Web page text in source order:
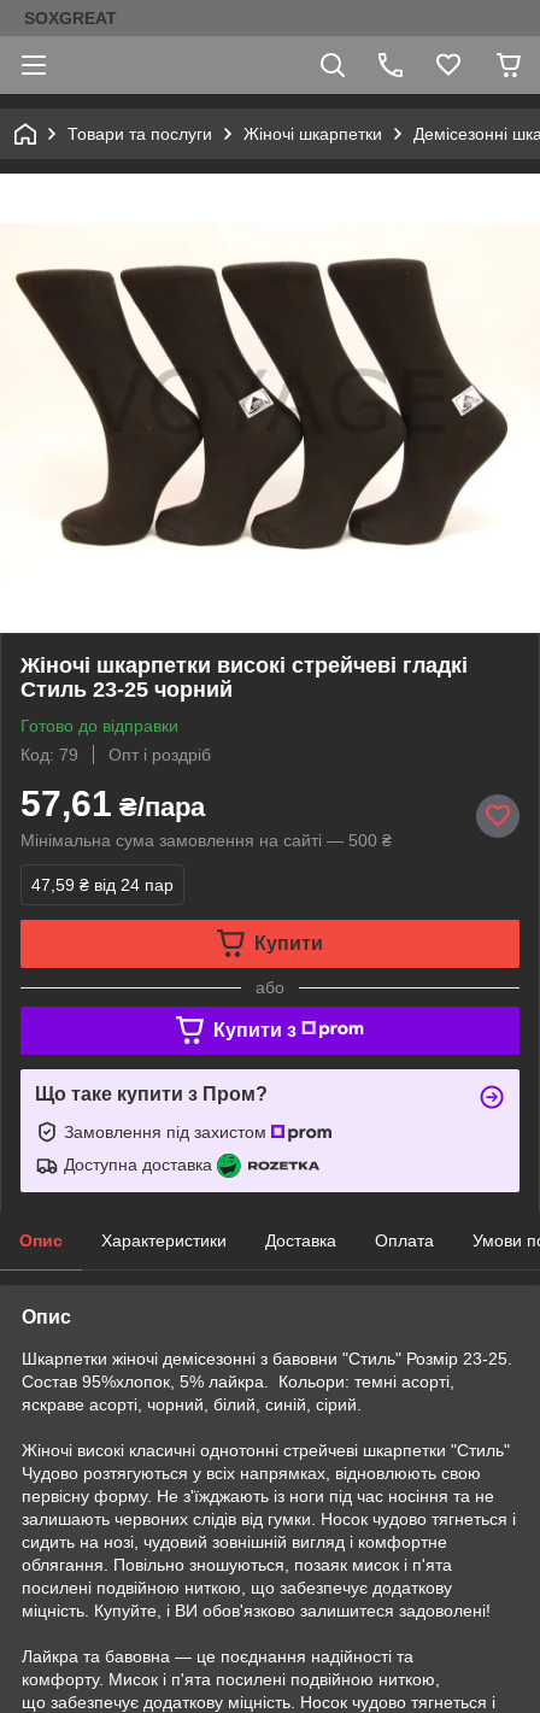
SOXGREAT
Товари та послуги Жіночі шкарпетки Демісезонні
Жіночі шкарпетки високі стрейчеві гладкі
Стиль 23-25 чорний
Готово до відправки
Код: 79
Опт і роздріб
57,61 ₴/пара
Мінімальна сума замовлення на сайті — 500 ₴
47,59 ₴ від 24 пар
Купити
або
Купити з
Що таке купити з Пром?
Замовлення під захистом
Доступна доставка
Опис Характеристики Доставка Оплата Умови
Опис
Шкарпетки жіночі демісезонні з бавовни "Стиль" Розмір 23-25.
Состав 95%хлопок, 5% лайкра. Кольори: темні асорті,
яскраве асорті, чорний, білий, синій, сірий.
Жіночі високі класичні однотонні стрейчеві шкарпетки "Стиль"
Чудово розтягуються у всіх напрямках, відновлюють свою
первісну форму. Не з'їжджають із ноги під час носіння та не
залишають червоних слідів від гумки. Носок чудово тягнеться і
сидить на нозі, чудовий зовнішній вигляд і комфортне
облягання. Повільно зношуються, позаяк мисок і п'ята
посилені подвійною ниткою, що забезпечує додаткову
міцність. Купуйте, і ВИ обов'язково залишитеся задоволені!
Лайкра та бавовна — це поєднання надійності та
комфорту. Мисок і п'ята посилені подвійною ниткою,
що забезпечує додаткову міцність. Носок чудово тягнеться і